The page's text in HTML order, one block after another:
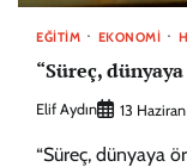
EĞITIM EKONOMI
“Süreç,
Elif Aydın 13
“Süreç, dünyaya